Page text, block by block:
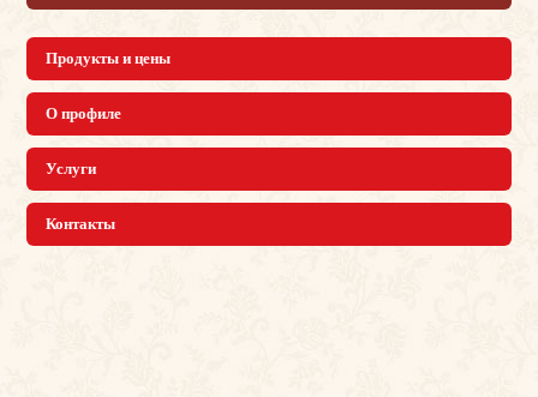
Продукты и цены
О профиле
Услуги
Контакты